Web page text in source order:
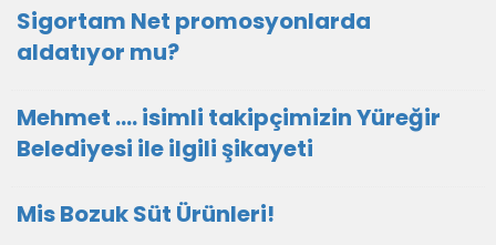
Sigortam Net promosyonlarda
aldatıyor mu?
Mehmet .... isimli takipçimizin Yüreğir
Belediyesi ile ilgili şikayeti
Mis Bozuk Süt Ürünleri!